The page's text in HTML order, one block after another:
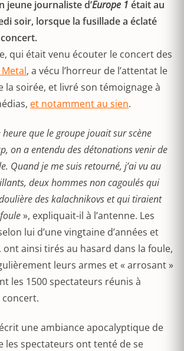
jeune journaliste d’Europe 1 était au
soir, lorsque la fusillade a éclaté
qui était venu écouter le concert des
, a vécu l’horreur de l’attentat le
la soirée, et livré son témoignage à
et notamment au sien.
que le groupe jouait sur scène
on a entendu des détonations venir de
Quand je me suis retourné, j’ai vu au
deux hommes non cagoulés qui
des kalachnikovs et qui tiraient
», expliquait-il à l’antenne. Les
lui d’une vingtaine d’années et
ainsi tirés au hasard dans la foule,
leurs armes et « arrosant »
les 1500 spectateurs réunis à
concert.
une ambiance apocalyptique de
les spectateurs ont tenté de se